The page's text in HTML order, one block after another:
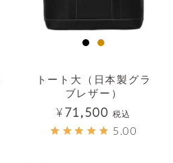
トート大（日本製グラ
ブレザー）
¥71,500 税込
5.00